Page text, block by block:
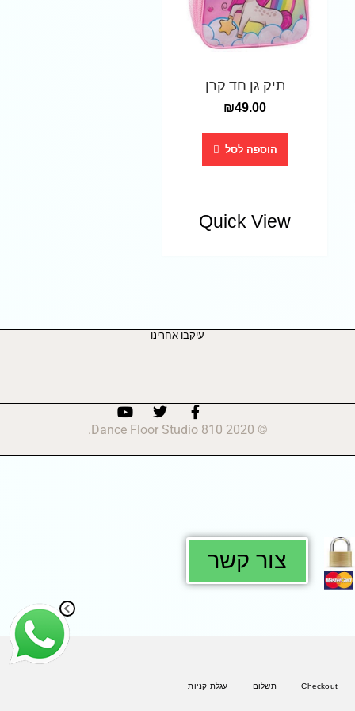
תיק גן חד קרן
₪49.00
הוספה לסל
Quick View
עיקבו אחרינו
© 2020 810 Dance Floor Studio.
צור קשר
Checkout תשלום עגלת קניות